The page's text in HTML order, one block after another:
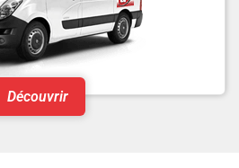
Découvrir